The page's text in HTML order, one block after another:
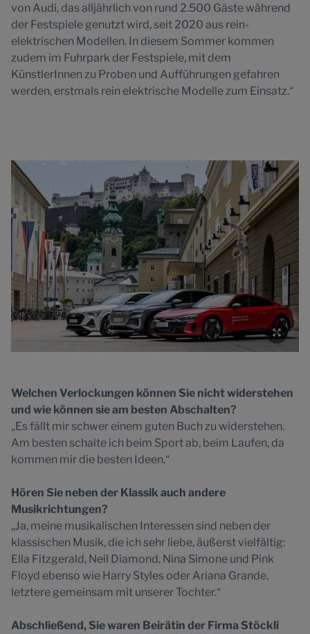
von Audi, das alljährlich von rund 2.500 Gäste während
der Festspiele genutzt wird, seit 2020 aus rein-
elektrischen Modellen. In diesem Sommer kommen
zudem im Fuhrpark der Festspiele, mit dem
KünstlerInnen zu Proben und Aufführungen gefahren
werden, erstmals rein elektrische Modelle zum Einsatz.“
Welchen Verlockungen können Sie nicht widerstehen
und wie können sie am besten Abschalten?
„Es fällt mir schwer einem guten Buch zu widerstehen.
Am besten schalte ich beim Sport ab, beim Laufen, da
kommen mir die besten Ideen.“
Hören Sie neben der Klassik auch andere
Musikrichtungen?
„Ja, meine musikalischen Interessen sind neben der
klassischen Musik, die ich sehr liebe, äußerst vielfältig:
Ella Fitzgerald, Neil Diamond, Nina Simone und Pink
Floyd ebenso wie Harry Styles oder Ariana Grande,
letztere gemeinsam mit unserer Tochter.“
Abschließend, Sie waren Beirätin der Firma Stöckli